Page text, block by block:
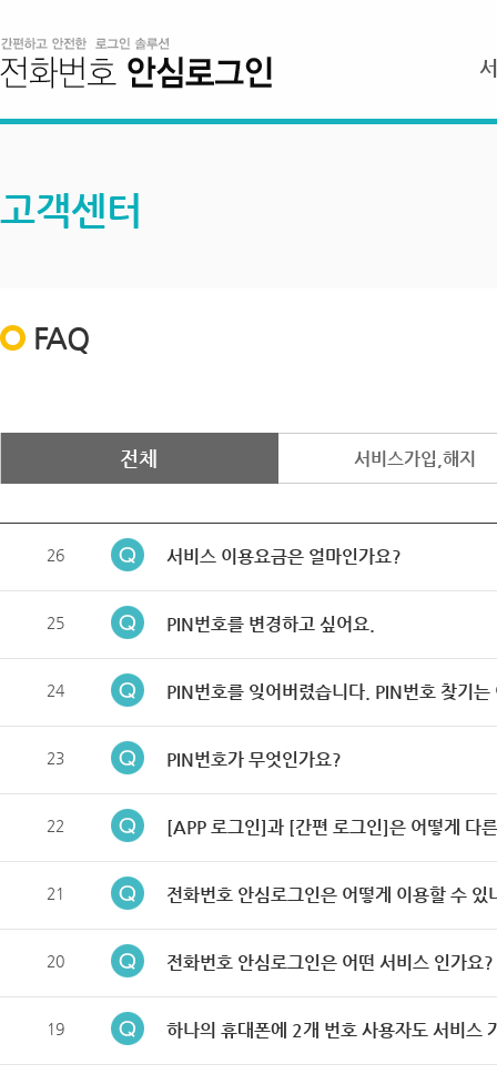
고객센터
FAQ
전체 서비스가입,해지
26 서비스 이용요금은 얼마인가요?
25 PIN번호를 변경하고 싶어요.
24 PIN번호를 잊어버렸습니다. PIN번호 찾기는
23 PIN번호가 무엇인가요?
22 [APP 로그인]과 [간편 로그인]은 어떻게 다
21 전화번호 안심로그인은 어떻게 이용할 수 있
20 전화번호 안심로그인은 어떤 서비스 인가요?
19 하나의 휴대폰에 2개 번호 사용자도 서비스